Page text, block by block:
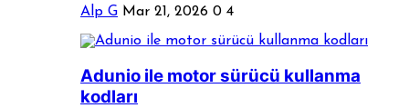
Alp G Mar 21, 2026 0 4
Adunio ile motor sürücü kullanma
kodları